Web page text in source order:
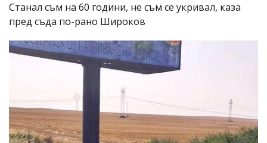
Станал съм на 60 години, не съм се укривал, каза
пред съда по-рано Широков